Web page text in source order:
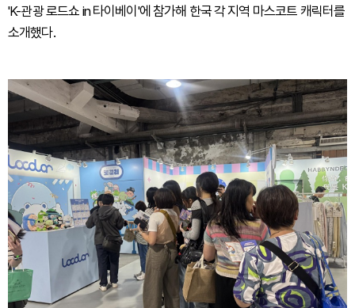
'K-관광 로드쇼 in 타이베이'에 참가해 한국 각 지역 마스코트 캐릭터를
소개했다.